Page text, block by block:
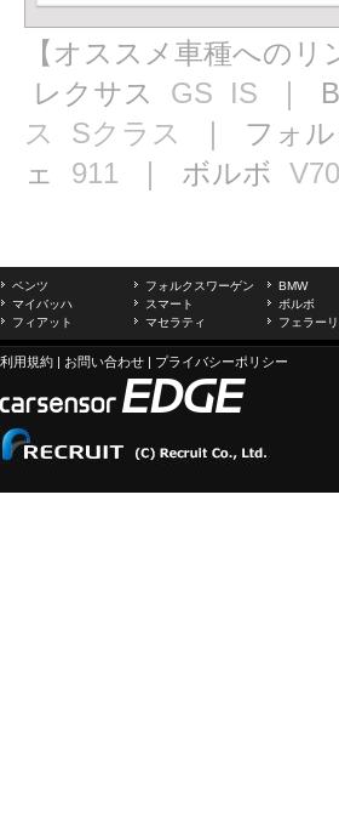
【オススメ車種へのリ
レクサス GS IS ｜
ス
Sクラス ｜ フォル
ェ 911 ｜ ボルボ V70
ベンツ フォルクスワーゲン BMW
マイバッハ
スマート ボルボ
フィアット
マセラティ フェラーリ
利用規約 | お問い合わせ | プライバシーポリシー